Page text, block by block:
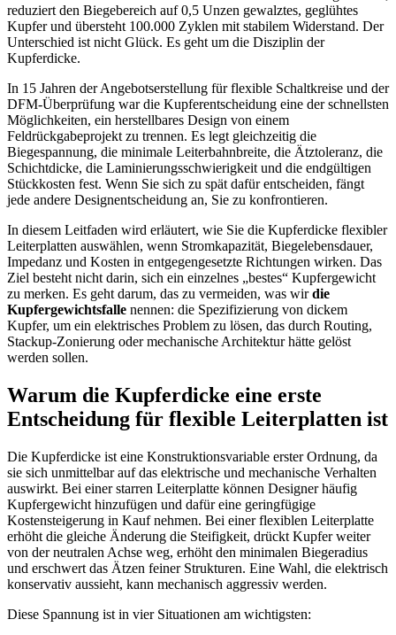
reduziert den Biegebereich auf 0,5 Unzen gewalztes, geglühtes
Kupfer und übersteht 100.000 Zyklen mit stabilem Widerstand. Der
Unterschied ist nicht Glück. Es geht um die Disziplin der
Kupferdicke.
In 15 Jahren der Angebotserstellung für flexible Schaltkreise und der
DFM-Überprüfung war die Kupferentscheidung eine der schnellsten
Möglichkeiten, ein herstellbares Design von einem
Feldrückgabeprojekt zu trennen. Es legt gleichzeitig die
Biegespannung, die minimale Leiterbahnbreite, die Ätztoleranz, die
Schichtdicke, die Laminierungsschwierigkeit und die endgültigen
Stückkosten fest. Wenn Sie sich zu spät dafür entscheiden, fängt
jede andere Designentscheidung an, Sie zu konfrontieren.
In diesem Leitfaden wird erläutert, wie Sie die Kupferdicke flexibler
Leiterplatten auswählen, wenn Stromkapazität, Biegelebensdauer,
Impedanz und Kosten in entgegengesetzte Richtungen wirken. Das
Ziel besteht nicht darin, sich ein einzelnes „bestes“ Kupfergewicht
zu merken. Es geht darum, das zu vermeiden, was wirdie
Kupfergewichtsfalle nennen: die Spezifizierung von dickem
Kupfer, um ein elektrisches Problem zu lösen, das durch Routing,
Stackup-Zonierung oder mechanische Architektur hätte gelöst
werden sollen.
Warum die Kupferdicke eine erste
Entscheidung für flexible Leiterplatten ist
Die Kupferdicke ist eine Konstruktionsvariable erster Ordnung, da
sie sich unmittelbar auf das elektrische und mechanische Verhalten
auswirkt. Bei einer starren Leiterplatte können Designer häufig
Kupfergewicht hinzufügen und dafür eine geringfügige
Kostensteigerung in Kauf nehmen. Bei einer flexiblen Leiterplatte
erhöht die gleiche Änderung die Steifigkeit, drückt Kupfer weiter
von der neutralen Achse weg, erhöht den minimalen Biegeradius
und erschwert das Ätzen feiner Strukturen. Eine Wahl, die elektrisch
konservativ aussieht, kann mechanisch aggressiv werden.
Diese Spannung ist in vier Situationen am wichtigsten: